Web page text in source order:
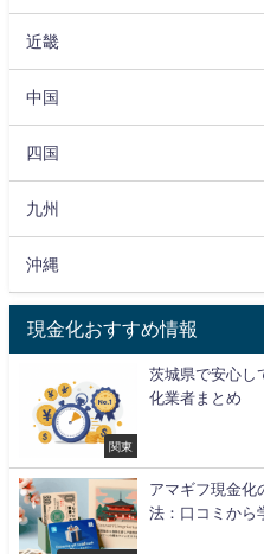
近畿
中国
四国
九州
沖縄
現金化おすすめ情報
関東
茨城県で安心し
化業者まとめ
アマギフ現金化
法：口コミから